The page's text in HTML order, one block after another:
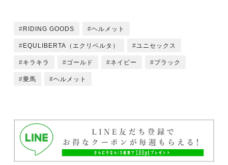
RIDING GOODS ヘルメット
EQULIBERTA（エクリベルタ） ユニセックス
キラキラ ゴールド ネイビー ブラック
乗馬 ヘルメット